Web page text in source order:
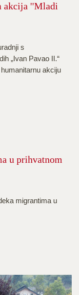
akcija ''Mladi
s
„Ivan Pavao II.“
akciju
u prihvatnom
migrantima u